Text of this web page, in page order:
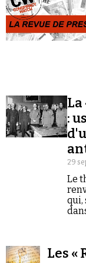
:
29
Le
qui,
Les «